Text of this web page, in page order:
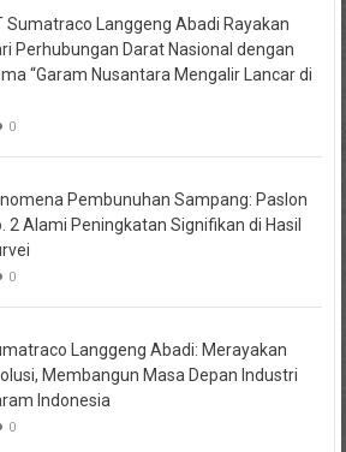
Sumatraco Langgeng Abadi Rayakan
Perhubungan Darat Nasional dengan
“Garam Nusantara Mengalir Lancar di
0
Pembunuhan Sampang: Paslon
2 Alami Peningkatan Signifikan di Hasil
0
Langgeng Abadi: Merayakan
Membangun Masa Depan Industri
Indonesia
0